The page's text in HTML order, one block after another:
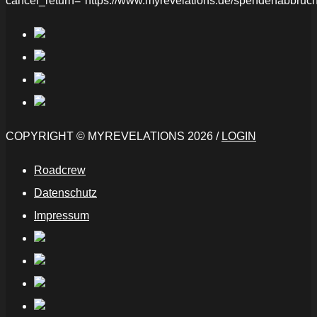
COPYRIGHT © MYREVELATIONS 2026 / LOGIN
Roadcrew
Datenschutz
Impressum